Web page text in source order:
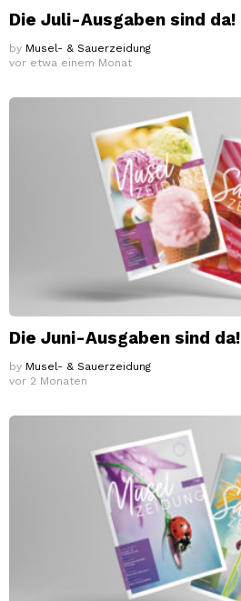
Die Juli-Ausgaben sind da!
by Musel- & Sauerzeidung
vor etwa einem Monat
Die Juni-Ausgaben sind da!
by Musel- & Sauerzeidung
vor 2 Monaten